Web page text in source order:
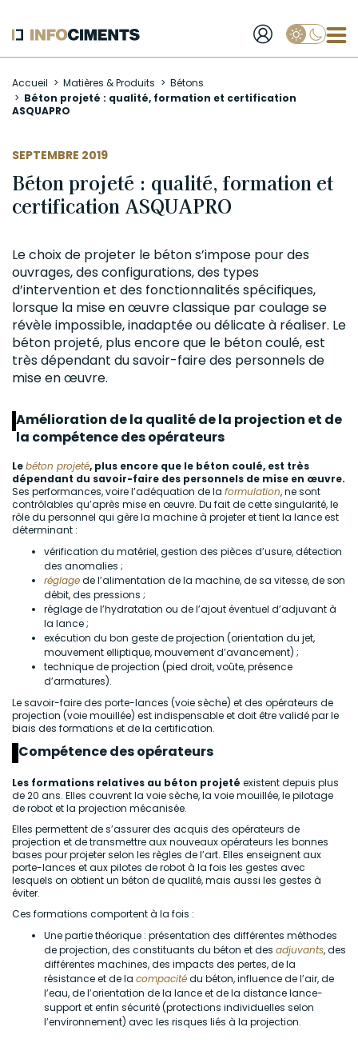
au
contenu
Accueil Matières & Produits
Bétons
Béton projeté : qualité, formation et certification
ASQUAPRO
SEPTEMBRE 2019
Béton projeté : qualité, formation et
certification ASQUAPRO
Le choix de projeter le bétons’impose pour des
ouvrages, des configurations, des types
d’intervention et des fonctionnalités spécifiques,
lorsque la mise en œuvre classique par coulage se
révèle impossible, inadaptée ou délicate à réaliser. Le
béton projeté, plus encore que le béton coulé, est
très dépendant du savoir-faire des personnels de
mise en œuvre.
Amélioration de la qualité de la projection et de
la compétence des opérateurs
Lebéton projeté, plus encore que le béton coulé, est très
dépendant du savoir-faire des personnels de mise en œuvre.
Ses performances, voire l’adéquation de la formulation, ne sont
contrôlables qu’après mise en œuvre. Du fait de cette singularité, le
rôle du personnel qui gère la machine à projeter et tient la lance est
déterminant :
vérification du matériel, gestion des pièces d’usure, détection
des anomalies ;
réglagede l’alimentation de la machine, de sa vitesse, de son
débit, des pressions ;
réglage de l’hydratation ou de l’ajout éventuel d’adjuvant à
la lance ;
exécution du bon geste de projection (orientation du jet,
mouvement elliptique, mouvement d’avancement) ;
technique de projection (pied droit, voûte, présence
d’armatures).
Le savoir-faire des porte-lances (voie sèche) et des opérateurs de
projection (voie mouillée) est indispensable et doit être validé par le
biais des formations et de la certification.
Compétence des opérateurs
Les formations relatives au béton projeté existent depuis plus
de 20 ans. Elles couvrent la voie sèche, la voie mouillée, le pilotage
de robot et la projection mécanisée.
Elles permettent de s’assurer des acquis des opérateurs de
projection et de transmettre aux nouveaux opérateurs les bonnes
bases pour projeter selon les règles de l’art. Elles enseignent aux
porte-lances et aux pilotes de robot à la fois les gestes avec
lesquels on obtient un béton de qualité, mais aussi les gestes à
éviter.
Ces formations comportent à la fois :
Une partie théorique : présentation des différentes méthodes
de projection, des constituants du béton et des adjuvants, des
différentes machines, des impacts des pertes, de la
résistance et de la compacitédu béton, influence de l’air, de
l’eau, de l’orientation de la lance et de la distance lance-
support et enfin sécurité (protections individuelles selon
l’environnement) avec les risques liés à la projection.